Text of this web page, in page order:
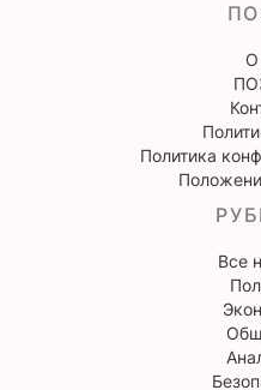
О
Политика
Все